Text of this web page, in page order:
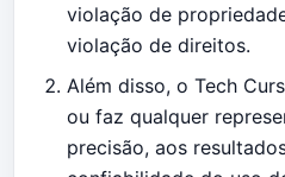
violação de
violação de direitos.
Além disso, o Tech
ou faz qualquer
precisão, aos